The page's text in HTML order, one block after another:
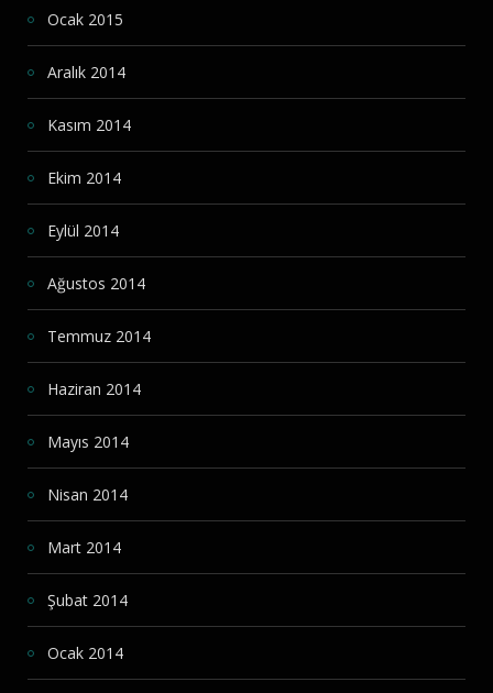
Ocak 2015
Aralık 2014
Kasım 2014
Ekim 2014
Eylül 2014
Ağustos 2014
Temmuz 2014
Haziran 2014
Mayıs 2014
Nisan 2014
Mart 2014
Şubat 2014
Ocak 2014